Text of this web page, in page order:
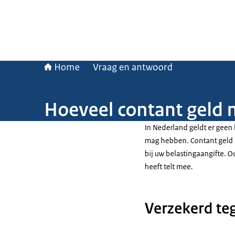
Home Vraag en antwoord
Hoeveel contant geld
In Nederland geldt er
mag hebben. Contant
bij uw belastingaangifte.
heeft telt mee.
Verzekerd